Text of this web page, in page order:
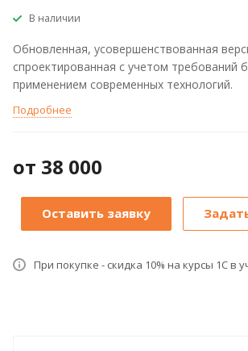
В наличии
Обновленная, усовершенствованная
спроектированная с учетом требований
применением современных технологий.
Подробнее
от 38 000
Оставить заявку
При покупке - скидка 10% на курсы 1С в